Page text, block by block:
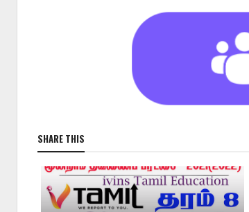
SHARE THIS